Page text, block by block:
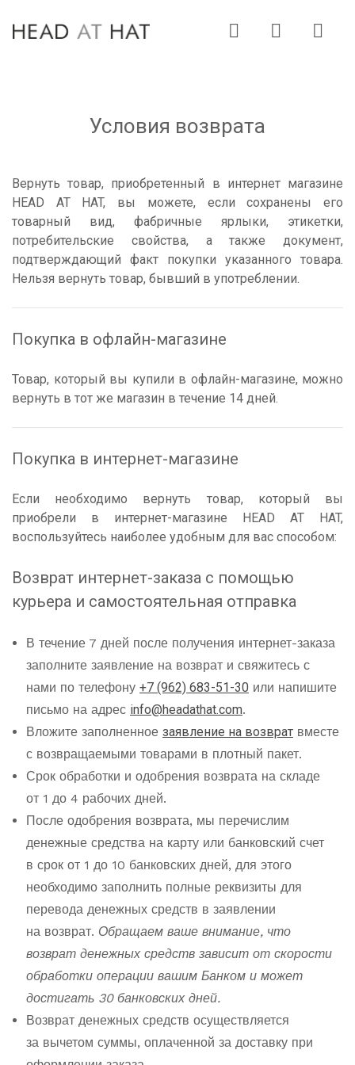
навигацию
контент
Условия возврата
Вернуть товар, приобретенный в интернет магазине
HEAD AT HAT, вы можете, если сохранены его
товарный вид, фабричные ярлыки, этикетки,
потребительские свойства, а также документ,
подтверждающий факт покупки указанного товара.
Нельзя вернуть товар, бывший в употреблении.
Покупка в офлайн-магазине
Товар, который вы купили в офлайн-магазине, можно
вернуть в тот же магазин в течение 14 дней.
Покупка в интернет-магазине
Если необходимо вернуть товар, который вы
приобрели в интернет-магазине HEAD AT HAT,
воспользуйтесь наиболее удобным для вас способом:
Возврат интернет-заказа с помощью
курьера и самостоятельная отправка
В течение 7 дней после получения интернет-заказа
заполните заявление на возврат и свяжитесь с
нами по телефону +7 (962) 683-51-30 или напишите
письмо на адрес info@headathat.com.
Вложите заполненное заявление на возврат вместе
с возвращаемыми товарами в плотный пакет.
Срок обработки и одобрения возврата на складе
от 1 до 4 рабочих дней.
После одобрения возврата, мы перечислим
денежные средства на карту или банковский счет
в срок от 1 до 10 банковских дней, для этого
необходимо заполнить полные реквизиты для
перевода денежных средств в заявлении
на возврат. Обращаем ваше внимание, что
возврат денежных средств зависит от скорости
обработки операции вашим Банком и может
достигать 30 банковских дней.
Возврат денежных средств осуществляется
за вычетом суммы, оплаченной за доставку при